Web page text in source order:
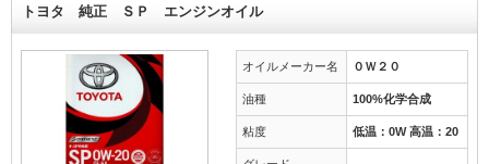
トヨタ 純正 ＳＰ エンジンオイル
オイルメーカー名 ０Ｗ２０
油種 100%化学合成
粘度 低温：0W 高温：20